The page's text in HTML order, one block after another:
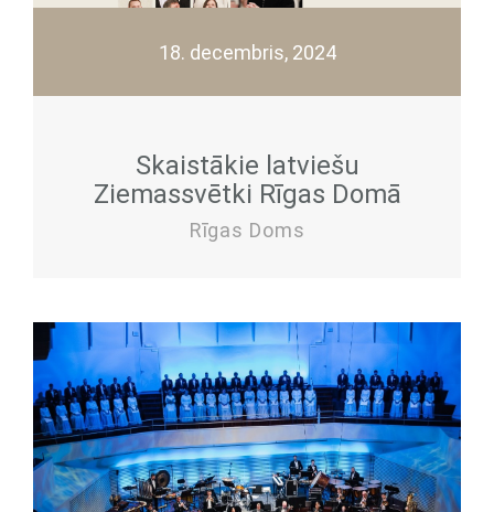
18. decembris, 2024
Skaistākie latviešu
Ziemassvētki Rīgas Domā
Rīgas Doms